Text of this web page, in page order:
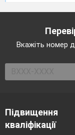
процеси.
Під
9.Укажіть
географічної
Вкажіть номер
Підвищення
кваліфікації